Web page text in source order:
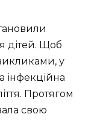
дітей. Щоб
у
інфекційна
Протягом
свою